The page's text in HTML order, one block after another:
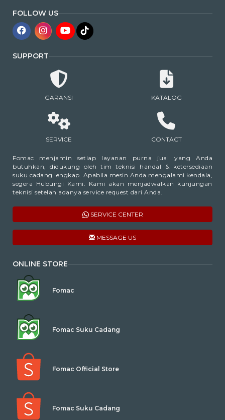
FOLLOW US
SUPPORT
GARANSI KATALOG
SERVICE CONTACT
Fomac menjamin setiap layanan purna jual yang Anda
butuhkan, didukung oleh tim teknisi handal & ketersediaan
suku cadang lengkap. Apabila mesin Anda mengalami kendala,
segera Hubungi Kami. Kami akan menjadwalkan kunjungan
teknisi setelah adanya service request dari Anda.
SERVICE CENTER
MESSAGE US
ONLINE STORE
Fomac
Fomac Official Store
Fomac Suku Cadang
Fomac Suku Cadang